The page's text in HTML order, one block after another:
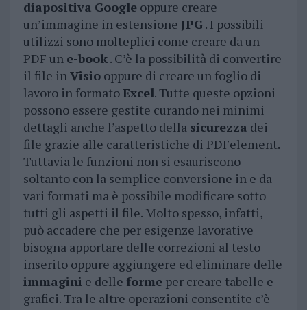
diapositiva Googleoppure creare
un’immagine in estensione JPG. I possibili
utilizzi sono molteplici come creare da un
PDF un e-book. C’è la possibilità di convertire
il file inVisiooppure di creare un foglio di
lavoro in formatoExcel. Tutte queste opzioni
possono essere gestite curando nei minimi
dettagli anche l’aspetto della sicurezza dei
file grazie alle caratteristiche di PDFelement.
Tuttavia le funzioni non si esauriscono
soltanto con la semplice conversione in e da
vari formati ma è possibile modificare sotto
tutti gli aspetti il file. Molto spesso, infatti,
può accadere che per esigenze lavorative
bisogna apportare delle correzioni al testo
inserito oppure aggiungere ed eliminare delle
immagini e delle formeper creare tabelle e
grafici. Tra le altre operazioni consentite c’è